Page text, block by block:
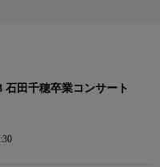
石田千穂卒業コンサート